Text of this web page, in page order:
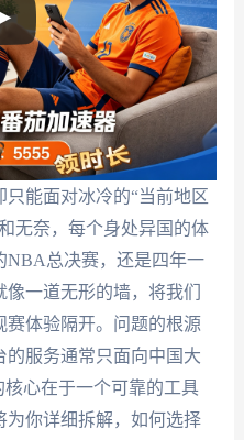
能面对冰冷的“当前地区
无奈，每个身处异国的体
NBA总决赛，还是四年一
一道无形的墙，将我们
赛体验隔开。问题的根源
服务通常只面向中国大
心在于一个可靠的工具
你详细拆解，如何选择